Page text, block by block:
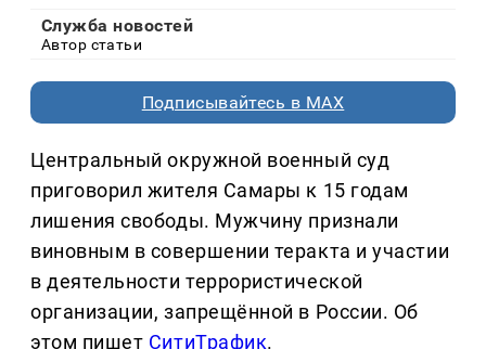
Служба новостей
Автор статьи
Подписывайтесь в MAX
Центральный окружной военный суд
приговорил жителя Самары к 15 годам
лишения свободы. Мужчину признали
виновным в совершении теракта и участии
в деятельности террористической
организации, запрещённой в России. Об
этом пишет СитиТрафик.